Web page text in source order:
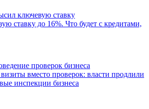
ставку до 16%. Что будет с кредитами,
вместо проверок: власти продлили
инспекции бизнеса